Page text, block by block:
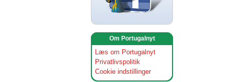
Om Portugalnyt
Læs om Portugalnyt
Privatlivspolitik
Cookie indstillinger